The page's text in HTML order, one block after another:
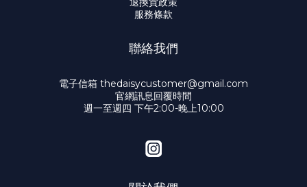
服務條款
聯絡我們
電子信箱 thedaisycustomer@gmail.com
官網訊息回覆時間
週一至週四 下午2:00-晚上10:00